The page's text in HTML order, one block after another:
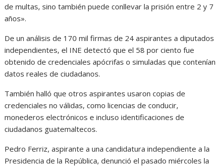
de multas, sino también puede conllevar la prisión entre 2 y 7
años».
De un análisis de 170 mil firmas de 24 aspirantes a diputados
independientes, el INE detectó que el 58 por ciento fue
obtenido de credenciales apócrifas o simuladas que contenían
datos reales de ciudadanos.
También halló que otros aspirantes usaron copias de
credenciales no válidas, como licencias de conducir,
monederos electrónicos e incluso identificaciones de
ciudadanos guatemaltecos.
Pedro Ferriz, aspirante a una candidatura independiente a la
Presidencia de la República, denunció el pasado miércoles la